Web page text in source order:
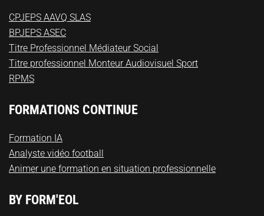
CPJEPS AAVQ SLAS
BPJEPS ASEC
Titre Professionnel Médiateur Social
Titre professionnel Monteur Audiovisuel Sport
RPMS
FORMATIONS CONTINUE
Formation IA
Analyste vidéo football
Animer une formation en situation professionnelle
BY FORM'EOL